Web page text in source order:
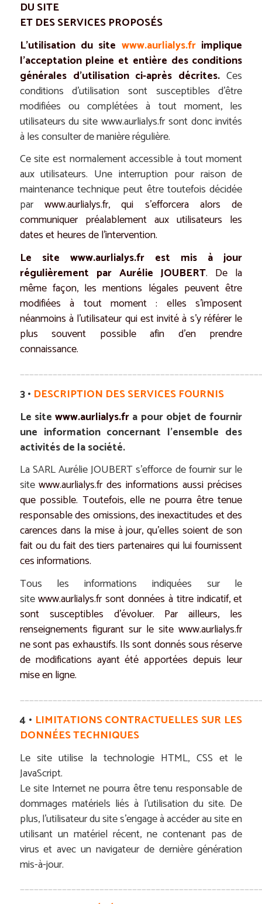
DU SITE
ET DES SERVICES PROPOSÉS
L’utilisation du site www.aurlialys.frimplique
l’acceptation pleine et entière des conditions
générales d’utilisation ci-après décrites. Ces
conditions d’utilisation sont susceptibles d’être
modifiées ou complétées à tout moment, les
utilisateurs du site www.aurlialys.fr sont donc invités
à les consulter de manière régulière.
Ce site est normalement accessible à tout moment
aux utilisateurs. Une interruption pour raison de
maintenance technique peut être toutefois décidée
par www.aurlialys.fr, qui s’efforcera alors de
communiquer préalablement aux utilisateurs les
dates et heures de l’intervention.
Le site www.aurlialys.frest mis à jour
régulièrement par Aurélie JOUBERT. De la
même façon, les mentions légales peuvent être
modifiées à tout moment : elles s’imposent
néanmoins à l’utilisateur qui est invité à s’y référer le
plus souvent possible afin d’en prendre
connaissance.
3 • DESCRIPTION DES SERVICES FOURNIS
Le sitewww.aurlialys.fr a pour objet de fournir
une information concernant l’ensemble des
activités de la société.
La SARL Aurélie JOUBERT s’efforce de fournir sur le
sitewww.aurlialys.fr des informations aussi précises
que possible. Toutefois, elle ne pourra être tenue
responsable des omissions, des inexactitudes et des
carences dans la mise à jour, qu’elles soient de son
fait ou du fait des tiers partenaires qui lui fournissent
ces informations.
Tous les informations indiquées sur le
sitewww.aurlialys.fr sont données à titre indicatif, et
sont susceptibles d’évoluer. Par ailleurs, les
renseignements figurant sur le sitewww.aurlialys.fr
ne sont pas exhaustifs. Ils sont donnés sous réserve
de modifications ayant été apportées depuis leur
mise en ligne.
4 • LIMITATIONS CONTRACTUELLES SUR LES
DONNÉES TECHNIQUES
Le site utilise la technologie HTML, CSS et le
JavaScript.
Le site Internet ne pourra être tenu responsable de
dommages matériels liés à l’utilisation du site. De
plus, l’utilisateur du site s’engage à accéder au site en
utilisant un matériel récent, ne contenant pas de
virus et avec un navigateur de dernière génération
mis-à-jour.